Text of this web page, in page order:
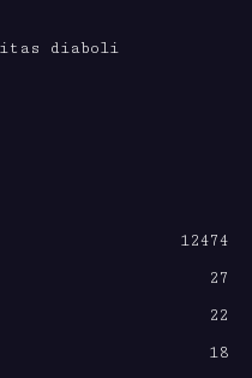
diaboli
12474
27
22
18